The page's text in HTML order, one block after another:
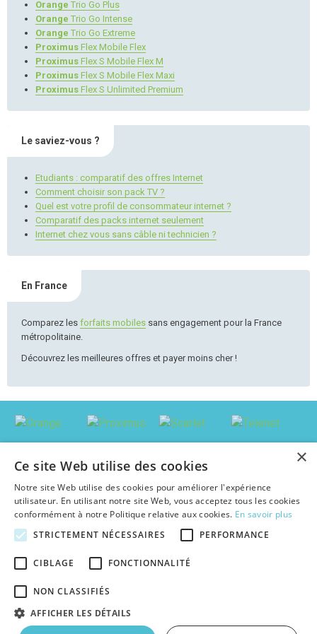
Orange Trio Go Plus
Orange Trio Go Intense
Orange Trio Go Extreme
Proximus Flex Mobile Flex
Proximus Flex S Mobile Flex M
Proximus Flex S Mobile Flex Maxi
Proximus Flex S Unlimited Premium
Le saviez-vous ?
Etudiants : comparatif des offres Internet
Comment choisir son pack TV ?
Quel est votre profil de consommateur internet ?
Comparatif des packs internet seulement
Internet chez vous sans câble ni technicien ?
En France
Comparez les forfaits mobiles sans engagement pour la France
métropolitaine.
Découvrez les meilleures offres et payer moins cher !
Belgique, au meilleur prix c'est facile !
abonnement-tv-internet.be est une publication indépendante de tout
opérateur d'abonnements TV & Internet.
Plan du site|
×
Ce site Web utilise des cookies
Notre site Web utilise des cookies pour améliorer l'expérience
utilisateur. En utilisant notre site Web, vous acceptez tous les cookies
conformément à notre Politique relative aux cookies. En savoir plus
STRICTEMENT NÉCESSAIRES
PERFORMANCE
CIBLAGE FONCTIONNALITÉ
NON CLASSIFIÉS
AFFICHER LES DÉTAILS